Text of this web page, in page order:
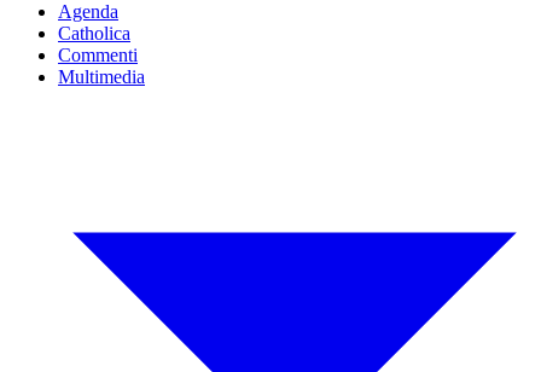
Agenda
Catholica
Commenti
Multimedia